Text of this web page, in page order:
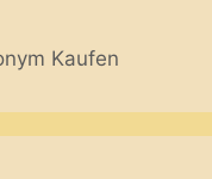
Kaufen